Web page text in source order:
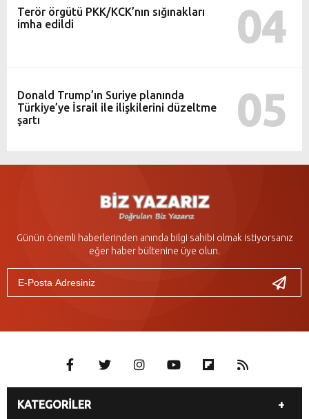
Terör örgütü PKK/KCK’nın sığınakları
imha edildi
04
Donald Trump’ın Suriye planında
Türkiye’ye İsrail ile ilişkilerini düzeltme
şartı
05
Günün önemli haberlerinden anında bilgi sahibi olmak istiyorsanız
eğer haber bültenine üye olun.
KATEGORİLER